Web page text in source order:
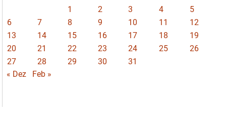
1 2 3 4
5
6
7 8 9 10 11
12
13
14 15 16 17 18
19
20
21 22 23 24 25
26
27
28 29 30
31
« Dez
Feb »